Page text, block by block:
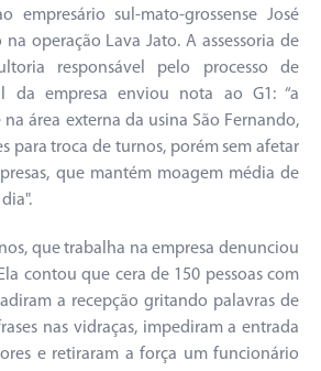
empresário sul-mato-grossense José
na operação Lava Jato. A assessoria de
responsável pelo processo de
da empresa enviou nota ao G1: “a
área externa da usina São Fernando,
para troca de turnos, porém sem afetar
que mantém moagem média de
que trabalha na empresa denunciou
contou que cera de 150 pessoas com
a recepção gritando palavras de
nas vidraças, impediram a entrada
e retiraram a força um funcionário